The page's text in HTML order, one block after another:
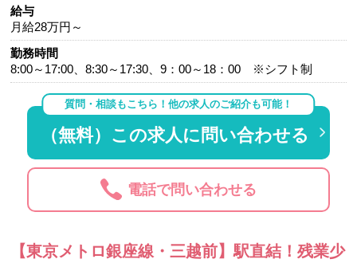
給与
月給28万円～
勤務時間
8:00～17:00、8:30～17:30、9：00～18：00 ※シフト制
質問・相談もこちら！他の求人のご紹介も可能！
（無料）この求人に問い合わせる
電話で問い合わせる
【東京メトロ銀座線・三越前】駅直結！残業少